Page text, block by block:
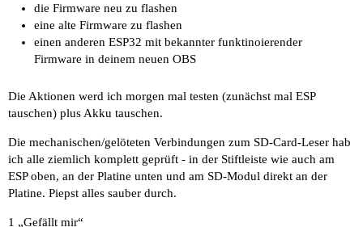
die Firmware neu zu flashen
eine alte Firmware zu flashen
einen anderen ESP32 mit bekannter funktinoierender
Firmware in deinem neuen OBS
Die Aktionen werd ich morgen mal testen (zunächst mal ESP
tauschen) plus Akku tauschen.
Die mechanischen/gelöteten Verbindungen zum SD-Card-Leser hab
ich alle ziemlich komplett geprüft - in der Stiftleiste wie auch am
ESP oben, an der Platine unten und am SD-Modul direkt an der
Platine. Piepst alles sauber durch.
1 „Gefällt mir“